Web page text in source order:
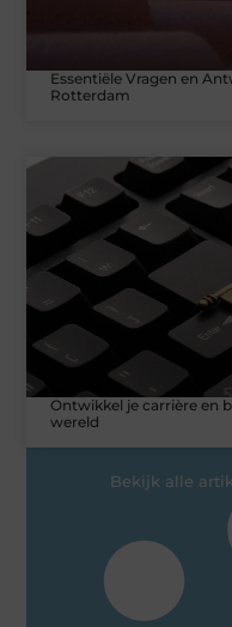
Essentiële Vragen en
Rotterdam
Ontwikkel je carrière en
wereld
Bekijk alle